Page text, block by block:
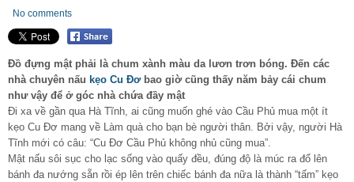
No comments
Đồ đựng mật phải là chum xành màu da lươn trơn bóng. Đến các
nhà chuyên nấu kẹo Cu Đơbao giờ cũng thấy năm bảy cái chum
như vậy để ở góc nhà chứa đầy mật
Đi xa về gần qua Hà Tĩnh, ai cũng muốn ghé vào Cầu Phủ mua một ít
kẹo Cu Đơ mang về Làm quà cho bạn bè người thân. Bởi vậy, người Hà
Tĩnh mới có câu: “Cu Đơ Cầu Phủ không nhủ cũng mua”.
Mật nấu sôi sục cho lạc sống vào quấy đều, đúng độ là múc ra đổ lên
bánh đa nướng sẵn rồi ép lên trên chiếc bánh đa nữa là thành “tấm” kẹo